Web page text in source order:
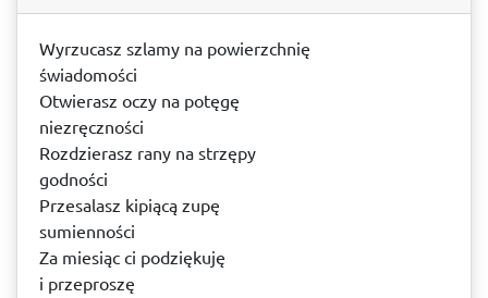
Wyrzucasz szlamy na powierzchnię
świadomości
Otwierasz oczy na potęgę
niezręczności
Rozdzierasz rany na strzępy
godności
Przesalasz kipiącą zupę
sumienności
Za miesiąc ci podziękuję
i przeproszę